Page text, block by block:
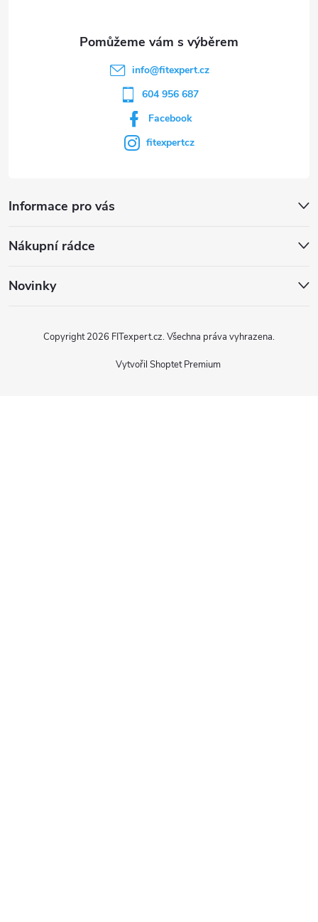
info@fitexpert.cz
604 956 687
Facebook
fitexpertcz
Informace pro vás
Nákupní rádce
Novinky
Vytvořil Shoptet Premium
Copyright 2026 FITexpert.cz. Všechna práva vyhrazena.